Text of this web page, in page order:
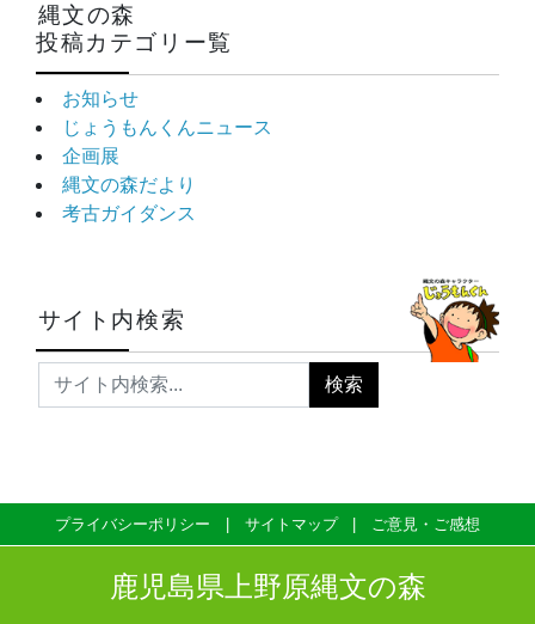
縄文の森
投稿カテゴリー覧
お知らせ
じょうもんくんニュース
企画展
縄文の森だより
考古ガイダンス
サイト内検索
プライバシーポリシー サイトマップ ご意見・ご感想
鹿児島県上野原縄文の森